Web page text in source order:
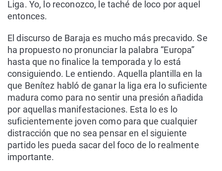
Liga. Yo, lo reconozco, le taché de loco por aquel
entonces.
El discurso de Baraja es mucho más precavido. Se
ha propuesto no pronunciar la palabra “Europa”
hasta que no finalice la temporada y lo está
consiguiendo. Le entiendo. Aquella plantilla en la
que Benítez habló de ganar la liga era lo suficiente
madura como para no sentir una presión añadida
por aquellas manifestaciones. Esta lo es lo
suficientemente joven como para que cualquier
distracción que no sea pensar en el siguiente
partido les pueda sacar del foco de lo realmente
importante.